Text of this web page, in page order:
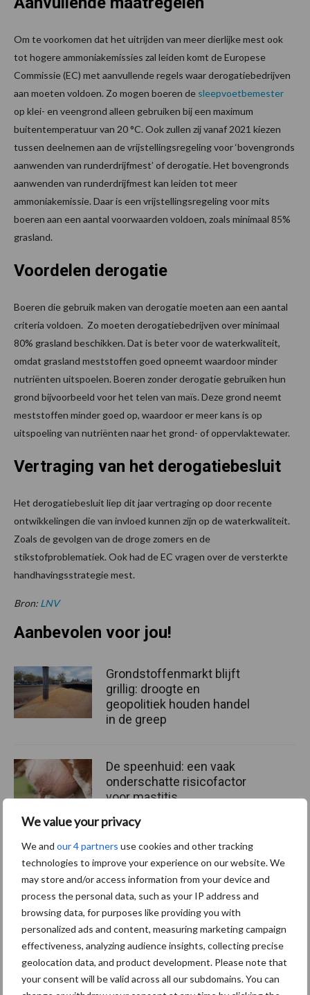
We value your privacy
We and our 4 partners use cookies and other tracking
technologies to improve your experience on our website. We
may store and/or access information from your device and
process the personal data, such as your IP address and
browsing data, for purposes like providing you with
personalized ads and content, measuring marketing campaign
effectiveness, analyzing audience insights, collecting precise
geolocation data, and product development. Please note that
your consent will be valid across all our subdomains. You can
Om te voorkomen dat het uitrijden van meer dierlijke mest ook
tot hogere ammoniakemissies zal leiden komt de Europese
Commissie (EC) met aanvullende regels waar derogatiebedrijven
aan moeten voldoen. Zo mogen boeren de sleepvoetbemester
op klei- en veengrond alleen gebruiken bij een maximum
buitentemperatuur van 20 °C. Ook zullen zij vanaf 2021 kiezen
tussen deelnemen aan de vrijstellingsregeling voor ‘bovengronds
aanwenden van runderdrijfmest’ of derogatie. Het bovengronds
aanwenden van runderdrijfmest kan leiden tot meer
ammoniakemissie. Daar is een vrijstellingsregeling voor mits
boeren aan een aantal voorwaarden voldoen, zoals minimaal 85%
grasland.
Voordelen derogatie
Boeren die gebruik maken van derogatie moeten aan een aantal
criteria voldoen. Zo moeten derogatiebedrijven over minimaal
80% grasland beschikken. Dat is beter voor de waterkwaliteit,
omdat grasland meststoffen goed opneemt waardoor minder
nutriënten uitspoelen. Boeren zonder derogatie gebruiken hun
grond bijvoorbeeld voor het telen van maïs. Deze grond neemt
meststoffen minder goed op, waardoor er meer kans is op
uitspoeling van nutriënten naar het grond- of oppervlaktewater.
Vertraging van het derogatiebesluit
Het derogatiebesluit liep dit jaar vertraging op door recente
ontwikkelingen die van invloed kunnen zijn op de waterkwaliteit.
Zoals de gevolgen van de droge zomers en de
stikstofproblematiek. Ook had de EC vragen over de versterkte
handhavingsstrategie mest.
Bron: LNV
Aanbevolen voor jou!
Grondstoffenmarkt blijft
grillig: droogte en
geopolitiek houden handel
in de greep
De speenhuid: een vaak
onderschatte risicofactor
voor mastitis
ForFarmers ziet volume en
marktaandeel groeien in
krimpende Nederlandse
markt
Themapagina's